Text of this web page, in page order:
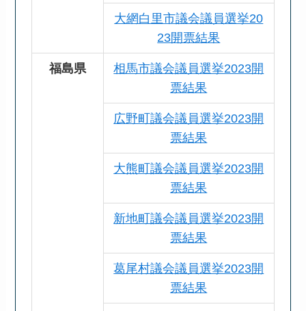
大網白里市議会議員選挙20
23開票結果
福島県
相馬市議会議員選挙2023開
票結果
広野町議会議員選挙2023開
票結果
大熊町議会議員選挙2023開
票結果
新地町議会議員選挙2023開
票結果
葛尾村議会議員選挙2023開
票結果